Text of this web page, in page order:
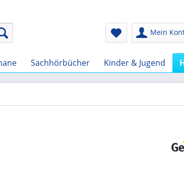
Mein
Sachhörbücher Kinder & Jugend